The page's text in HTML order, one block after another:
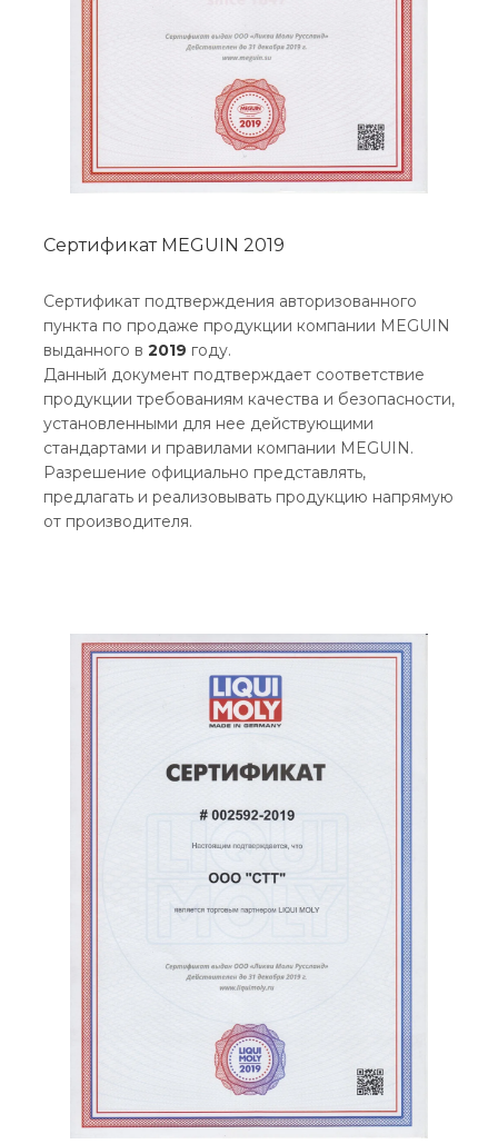
Сертификат MEGUIN 2019
Сертификат подтверждения авторизованного
пункта по продаже продукции компании MEGUIN
выданного в 2019 году.
Данный документ подтверждает соответствие
продукции требованиям качества и безопасности,
установленными для нее действующими
стандартами и правилами компании MEGUIN.
Разрешение официально представлять,
предлагать и реализовывать продукцию напрямую
от производителя.